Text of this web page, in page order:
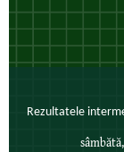
Rezultatele